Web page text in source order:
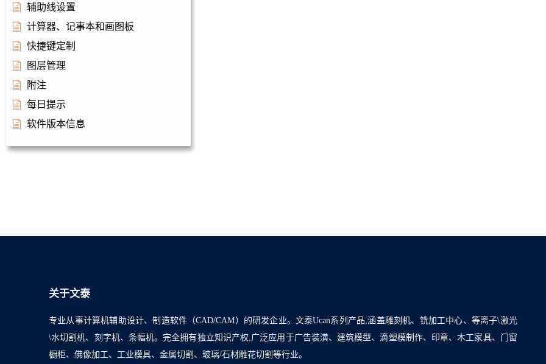
辅助线设置
计算器、记事本和画图板
快捷键定制
图层管理
附注
每日提示
软件版本信息
关于文泰
专业从事计算机辅助设计、制造软件（CAD/CAM）的研发企业。文泰Ucan系列产品,涵盖雕刻机、铣加工中心、等离子\激光
\水切割机、刻字机、条幅机。完全拥有独立知识产权,广泛应用于广告装潢、建筑模型、滴塑模制作、印章、木工家具、门窗
橱柜、佛像加工、工业模具、金属切割、玻璃/石材雕花切割等行业。